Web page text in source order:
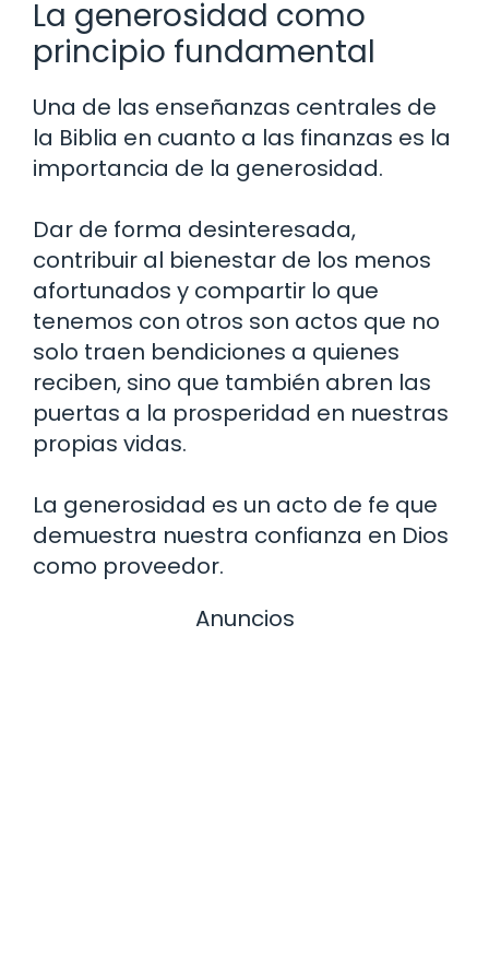
La generosidad como
principio fundamental
Una de las enseñanzas centrales de
la Biblia en cuanto a las finanzas es la
importancia de la generosidad.
Dar de forma desinteresada,
contribuir al bienestar de los menos
afortunados y compartir lo que
tenemos con otros son actos que no
solo traen bendiciones a quienes
reciben, sino que también abren las
puertas a la prosperidad en nuestras
propias vidas.
La generosidad es un acto de fe que
demuestra nuestra confianza en Dios
como proveedor.
Anuncios